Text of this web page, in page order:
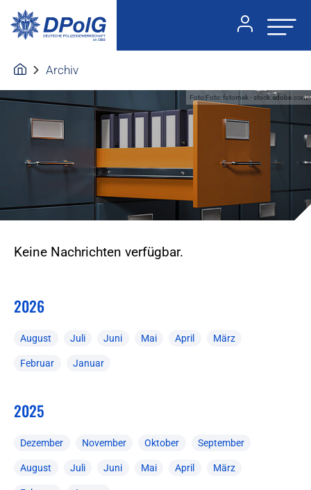
Archiv
Foto:Foto: fotomek - stock.adobe.com
Keine Nachrichten verfügbar.
2026
August Juli Juni Mai April März
Februar Januar
2025
Dezember November Oktober September
August Juli Juni Mai April März